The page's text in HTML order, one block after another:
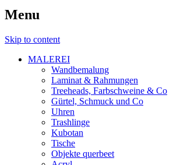
Menu
Skip to content
MALEREI
Wandbemalung
Laminat & Rahmungen
Treeheads, Farbschweine & Co
Gürtel, Schmuck und Co
Uhren
Trashlinge
Kubotan
Tische
Objekte querbeet